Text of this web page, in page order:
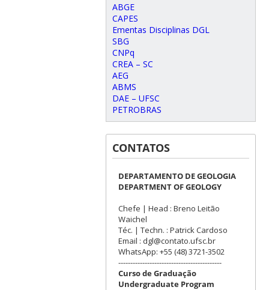
ABGE
CAPES
Ementas Disciplinas DGL
SBG
CNPq
CREA – SC
AEG
ABMS
DAE – UFSC
PETROBRAS
CONTATOS
DEPARTAMENTO DE GEOLOGIA
DEPARTMENT OF GEOLOGY
Chefe | Head : Breno Leitão
Waichel
Téc. | Techn. : Patrick Cardoso
Email : dgl@contato.ufsc.br
WhatsApp: +55 (48) 3721-3502
-------------------------------------------
Curso de Graduação
Undergraduate Program